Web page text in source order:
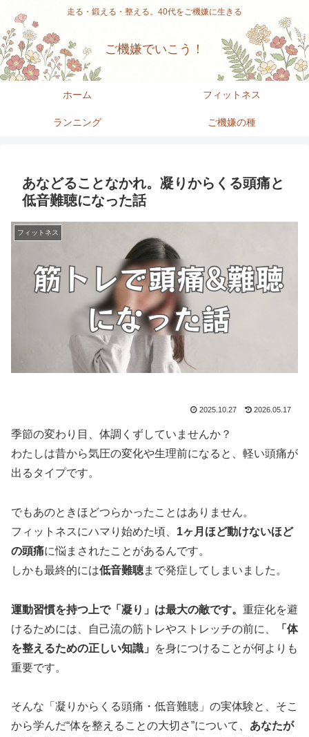
走る・鍛える・整える。40代をご機嫌に生きる
ご機嫌でいこう！
ホーム フィットネス
ランニング ご機嫌の種
あなどることなかれ。凝りからくる頭痛と
低音難聴になった話
フィットネス
2025.10.27 2026.05.17
季節の変わり目、体調くずしていませんか？
わたしは昔から気圧の変化や生理前になると、軽い頭痛が
出るタイプです。
でもあのときほどつらかったことはありません。
フィットネスにハマり始めた頃、 1ヶ月ほど動けないほど
の頭痛に悩まされたことがあるんです。
しかも最終的には低音難聴まで発症してしまいました。
運動習慣を持つ上で「凝り」は最大の敵です。 重症化を避
けるためには、自己流の筋トレやストレッチの前に、
「体
を整えるための正しい知識」
を身につけることが何よりも
重要です。
そんな「凝りからくる頭痛・低音難聴」の実体験と、そこ
から学んだ“体を整えることの大切さ”について、 あなたが